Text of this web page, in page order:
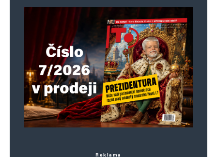
Jedna spojující linka fialové pětidemolice,
Brusele a PePy je poplivání dědictví otců
a dědů.
Zanechali nám krásnou zemi.
Bránili ji před Turky, Němci a statisíce
položili život za vlast.
My? Pozveme si africké vousaté sirotky
Reklama